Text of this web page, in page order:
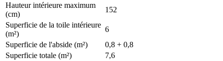
Hauteur intérieure maximum
(cm)
152
Superficie de la toile intérieure
(m²)
6
Superficie de l'abside (m²)
0,8 + 0,8
Superficie totale (m²)
7,6